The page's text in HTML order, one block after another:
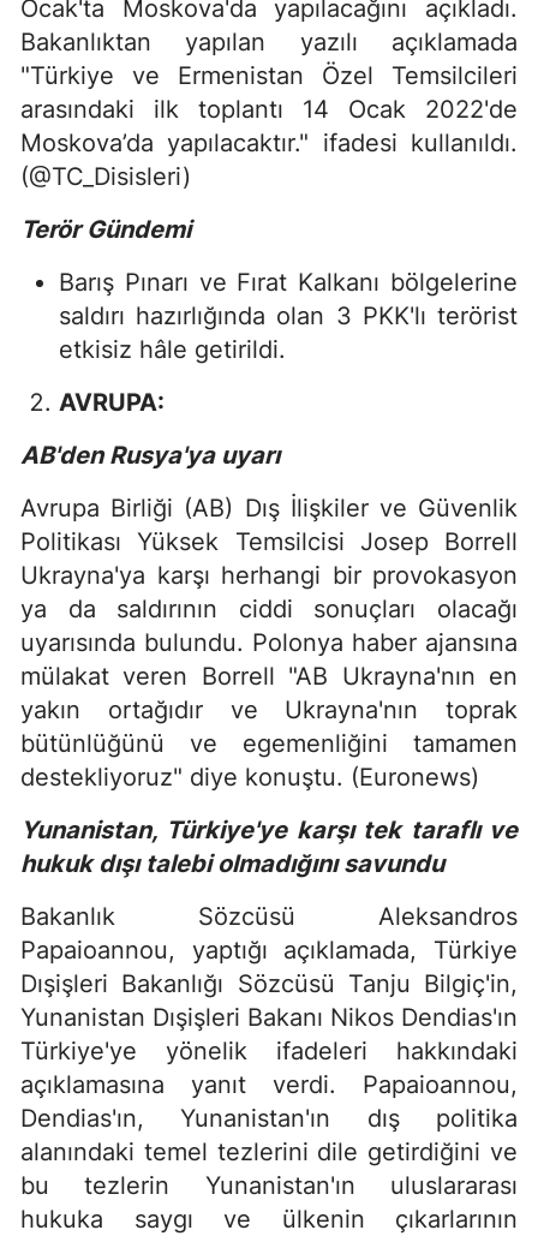
Ocak'ta Moskova'da yapılacağını açıkladı.
Bakanlıktan yapılan yazılı açıklamada
"Türkiye ve Ermenistan Özel Temsilcileri
arasındaki ilk toplantı 14 Ocak 2022'de
Moskova’da yapılacaktır." ifadesi kullanıldı.
(@TC_Disisleri)
Terör Gündemi
Barış Pınarı ve Fırat Kalkanı bölgelerine
saldırı hazırlığında olan 3 PKK'lı terörist
etkisiz hâle getirildi.
AVRUPA:
AB'den Rusya'ya uyarı
Avrupa Birliği (AB) Dış İlişkiler ve Güvenlik
Politikası Yüksek Temsilcisi Josep Borrell
Ukrayna'ya karşı herhangi bir provokasyon
ya da saldırının ciddi sonuçları olacağı
uyarısında bulundu. Polonya haber ajansına
mülakat veren Borrell "AB Ukrayna'nın en
yakın ortağıdır ve Ukrayna'nın toprak
bütünlüğünü ve egemenliğini tamamen
destekliyoruz" diye konuştu. (Euronews)
Yunanistan, Türkiye'ye karşı tek taraflı ve
hukuk dışı talebi olmadığını savundu
Bakanlık Sözcüsü Aleksandros
Papaioannou, yaptığı açıklamada, Türkiye
Dışişleri Bakanlığı Sözcüsü Tanju Bilgiç'in,
Yunanistan Dışişleri Bakanı Nikos Dendias'ın
Türkiye'ye yönelik ifadeleri hakkındaki
açıklamasına yanıt verdi. Papaioannou,
Dendias'ın, Yunanistan'ın dış politika
alanındaki temel tezlerini dile getirdiğini ve
bu tezlerin Yunanistan'ın uluslararası
hukuka saygı ve ülkenin çıkarlarının